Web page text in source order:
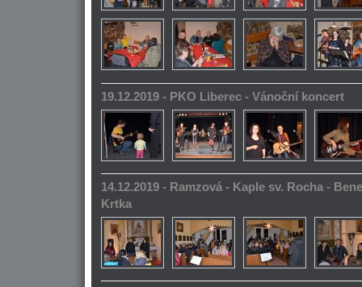
19.12.2019 - PKO Liberec - Vánoční koncert
14.12.2019 - Ramzová - Kaple sv. Rocha -
Krtka